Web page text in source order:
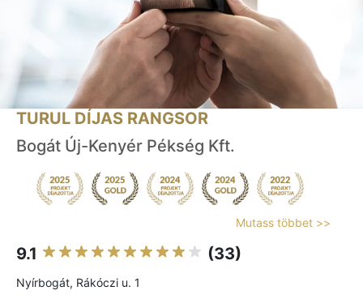
TURUL DÍJAS RANGSOR
Bogát Új-Kenyér Pékség Kft.
Mutass többet >>
9.1 (33)
Nyírbogát, Rákóczi u. 1